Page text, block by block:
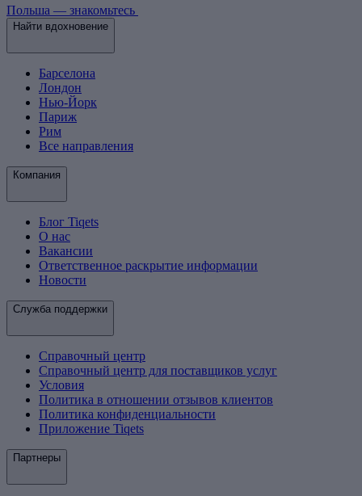
Польша — знакомьтесь
Найти вдохновение
Барселона
Лондон
Нью-Йорк
Париж
Рим
Все направления
Компания
Блог Tiqets
О нас
Вакансии
Ответственное раскрытие информации
Новости
Служба поддержки
Справочный центр
Справочный центр для поставщиков услуг
Условия
Политика в отношении отзывов клиентов
Политика конфиденциальности
Приложение Tiqets
Партнеры